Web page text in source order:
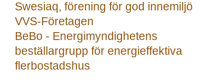
Swesiaq, förening för god innemiljö
VVS-Företagen
BeBo - Energimyndighetens
beställargrupp för energieffektiva
flerbostadshus